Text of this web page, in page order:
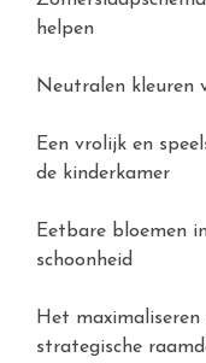
helpen
Neutralen kleuren
Een vrolijk en
de kinderkamer
Eetbare bloemen
schoonheid
Het
strategische